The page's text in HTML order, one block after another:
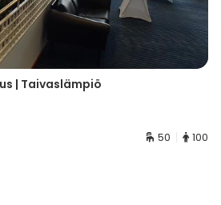
| Taivaslämpiö
50 100